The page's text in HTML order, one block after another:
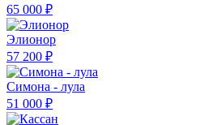
65 000 ₽
Элионор
57 200 ₽
Симона - лула
51 000 ₽